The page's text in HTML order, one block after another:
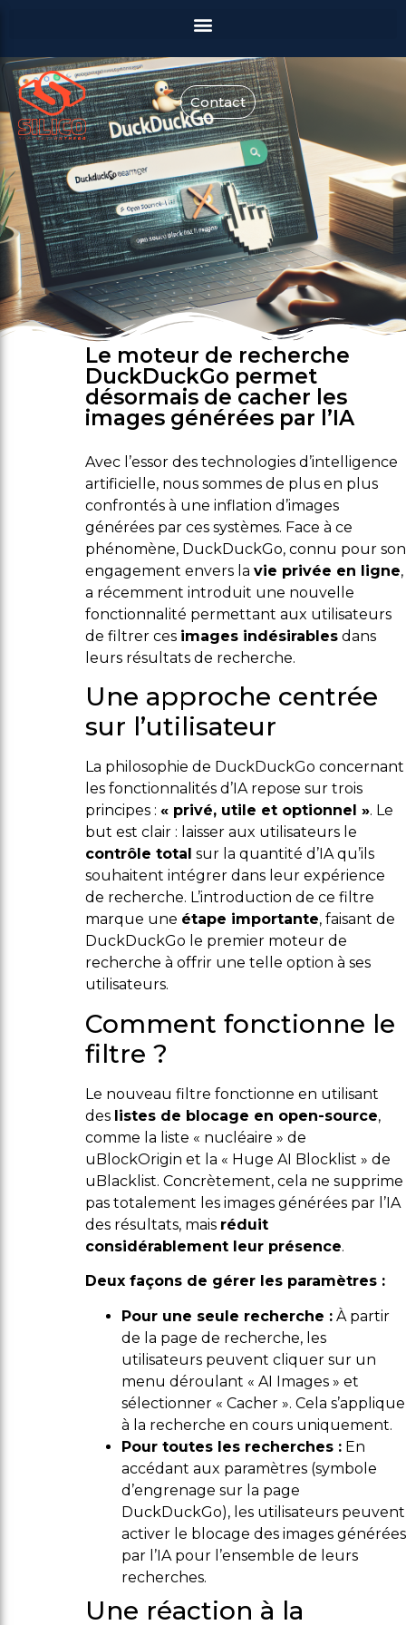
Contact
Le moteur de recherche
DuckDuckGo permet
désormais de cacher les
images générées par l’IA
Avec l’essor des technologies d’intelligence
artificielle, nous sommes de plus en plus
confrontés à une inflation d’images
générées par ces systèmes. Face à ce
phénomène, DuckDuckGo, connu pour son
engagement envers la vie privée en ligne,
a récemment introduit une nouvelle
fonctionnalité permettant aux utilisateurs
de filtrer ces images indésirables dans
leurs résultats de recherche.
Une approche centrée
sur l’utilisateur
La philosophie de DuckDuckGo concernant
les fonctionnalités d’IA repose sur trois
principes : « privé, utile et optionnel ». Le
but est clair : laisser aux utilisateurs le
contrôle total sur la quantité d’IA qu’ils
souhaitent intégrer dans leur expérience
de recherche. L’introduction de ce filtre
marque une étape importante, faisant de
DuckDuckGo le premier moteur de
recherche à offrir une telle option à ses
utilisateurs.
Comment fonctionne le
filtre ?
Le nouveau filtre fonctionne en utilisant
des listes de blocage en open-source,
comme la liste « nucléaire » de
uBlockOrigin et la « Huge AI Blocklist » de
uBlacklist. Concrètement, cela ne supprime
pas totalement les images générées par l’IA
des résultats, mais réduit
considérablement leur présence.
Deux façons de gérer les paramètres :
Pour une seule recherche : À partir
de la page de recherche, les
utilisateurs peuvent cliquer sur un
menu déroulant « AI Images » et
sélectionner « Cacher ». Cela s’applique
à la recherche en cours uniquement.
Pour toutes les recherches : En
accédant aux paramètres (symbole
d’engrenage sur la page
DuckDuckGo), les utilisateurs peuvent
activer le blocage des images générées
par l’IA pour l’ensemble de leurs
recherches.
Une réaction à la